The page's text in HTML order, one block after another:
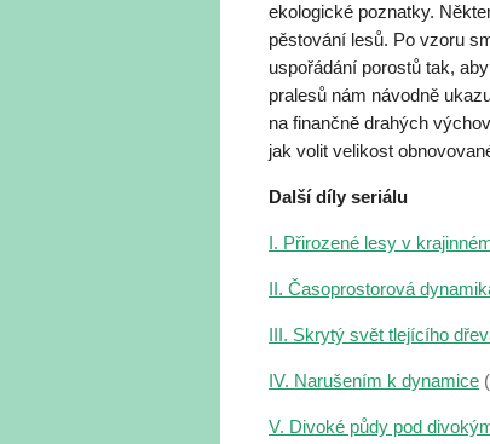
ekologické poznatky.
pěstování lesů. Po vzoru
uspořádání porostů tak,
pralesů nám návodně
na finančně drahých
jak volit velikost
Další díly seriálu
I. Přirozené lesy v
II. Časoprostorová
III. Skrytý svět tlejícího
IV. Narušením k dynamice
V. Divoké půdy pod